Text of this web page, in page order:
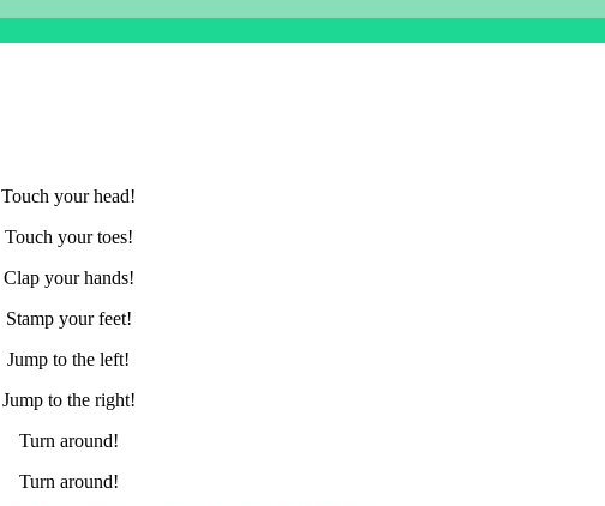
Touch your head!
Touch your toes!
Clap your hands!
Stamp your feet!
Jump to the left!
Jump to the right!
Turn around!
Turn around!